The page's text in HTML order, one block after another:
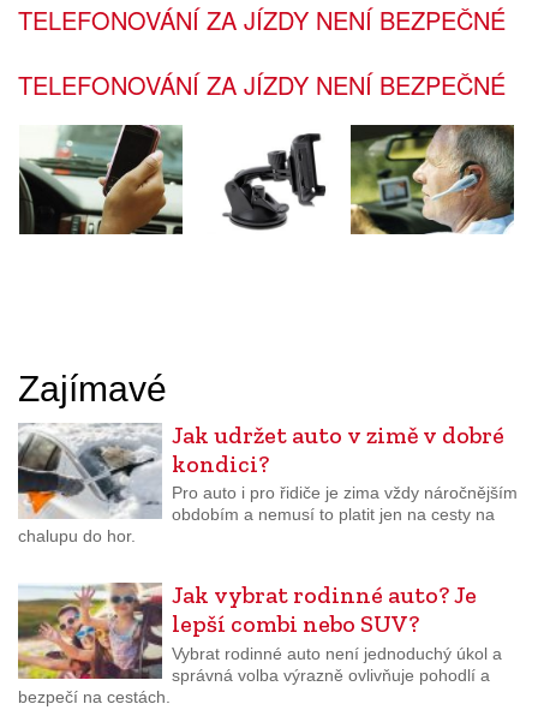
TELEFONOVÁNÍ ZA JÍZDY NENÍ BEZPEČNÉ
TELEFONOVÁNÍ ZA JÍZDY NENÍ BEZPEČNÉ
Zajímavé
Jak udržet auto v zimě v dobré
kondici?
Pro auto i pro řidiče je zima vždy náročnějším
obdobím a nemusí to platit jen na cesty na
chalupu do hor.
Jak vybrat rodinné auto? Je
lepší combi nebo SUV?
Vybrat rodinné auto není jednoduchý úkol a
správná volba výrazně ovlivňuje pohodlí a
bezpečí na cestách.